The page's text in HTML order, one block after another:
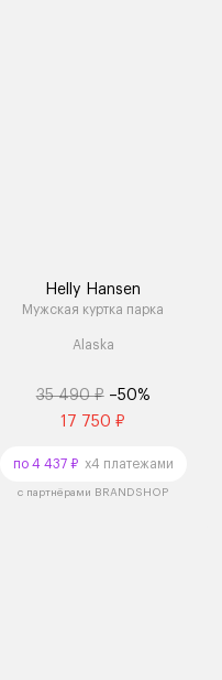
Helly Hansen
Мужская куртка парка
Alaska
35 490 ₽ –50%
17 750 ₽
по 4 437 ₽x4 платежами
с партнёрами BRANDSHOP